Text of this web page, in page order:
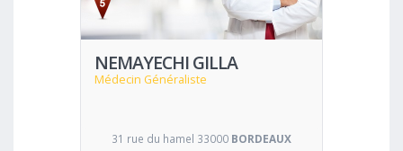
NEMAYECHI GILLA
Médecin Généraliste
31 rue du hamel 33000 BORDEAUX